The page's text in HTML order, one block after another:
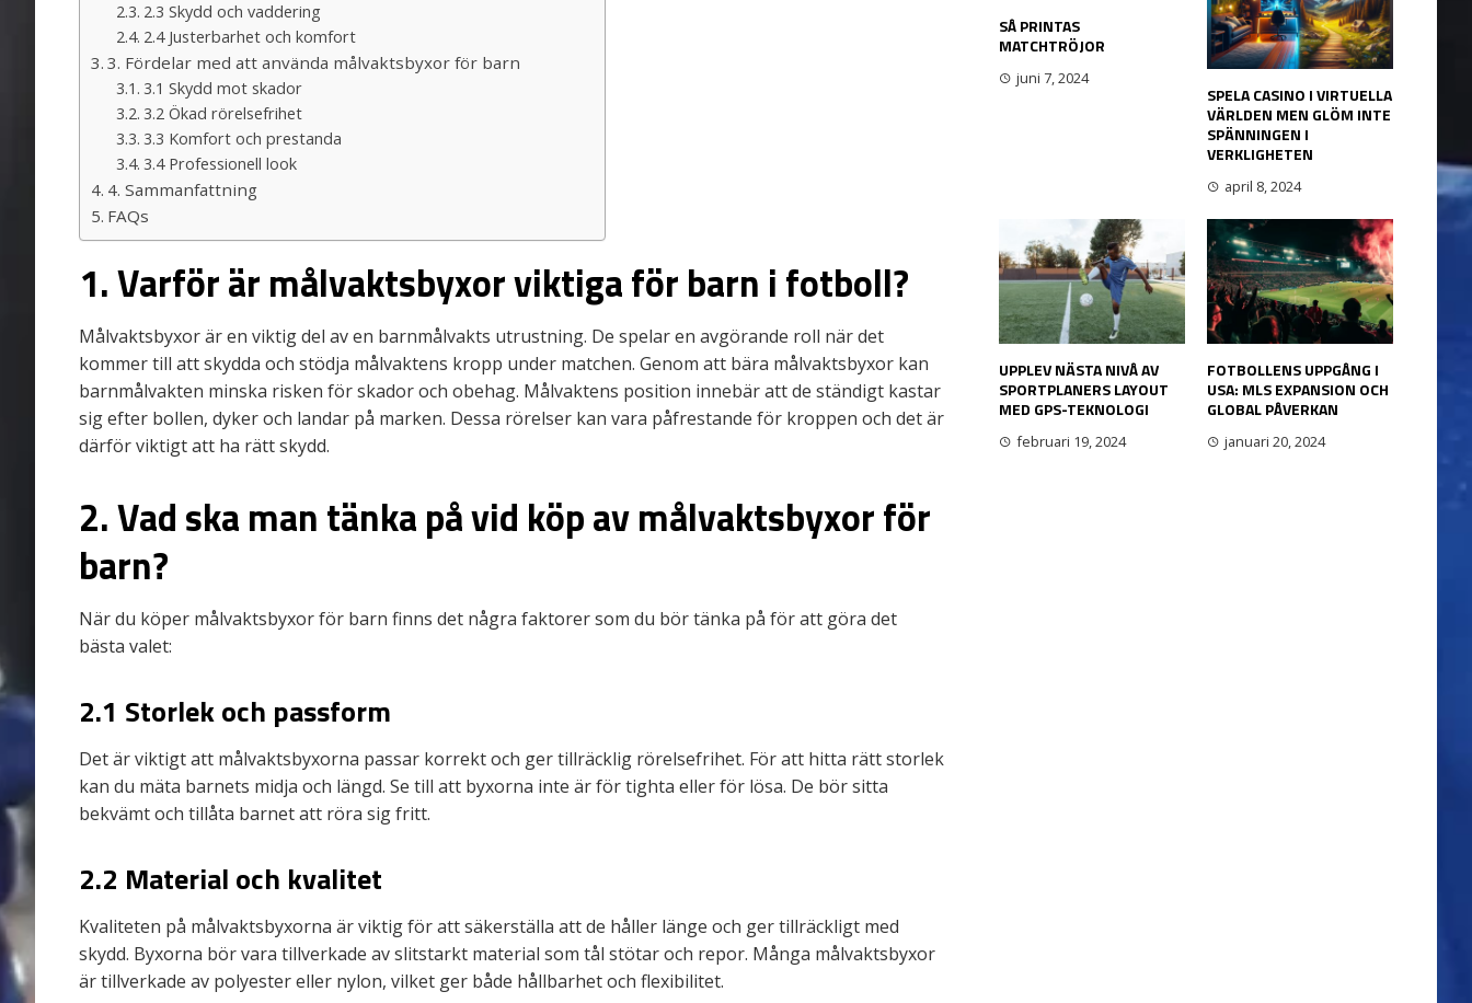
2.3 Skydd och vaddering
2.4 Justerbarhet och komfort
3. Fördelar med att använda målvaktsbyxor för barn
3.1 Skydd mot skador
3.2 Ökad rörelsefrihet
3.3 Komfort och prestanda
3.4 Professionell look
4. Sammanfattning
FAQs
1. Varför är målvaktsbyxor viktiga för barn i fotboll?
Målvaktsbyxor är en viktig del av en barnmålvakts utrustning. De spelar en avgörande roll när det
kommer till att skydda och stödja målvaktens kropp under matchen. Genom att bära målvaktsbyxor kan
barnmålvakten minska risken för skador och obehag. Målvaktens position innebär att de ständigt kastar
sig efter bollen, dyker och landar på marken. Dessa rörelser kan vara påfrestande för kroppen och det är
därför viktigt att ha rätt skydd.
2. Vad ska man tänka på vid köp av målvaktsbyxor för
barn?
När du köper målvaktsbyxor för barn finns det några faktorer som du bör tänka på för att göra det
bästa valet:
2.1 Storlek och passform
Det är viktigt att målvaktsbyxorna passar korrekt och ger tillräcklig rörelsefrihet. För att hitta rätt storlek
kan du mäta barnets midja och längd. Se till att byxorna inte är för tighta eller för lösa. De bör sitta
bekvämt och tillåta barnet att röra sig fritt.
2.2 Material och kvalitet
Kvaliteten på målvaktsbyxorna är viktig för att säkerställa att de håller länge och ger tillräckligt med
skydd. Byxorna bör vara tillverkade av slitstarkt material som tål stötar och repor. Många målvaktsbyxor
är tillverkade av polyester eller nylon, vilket ger både hållbarhet och flexibilitet.
SÅ PRINTAS
MATCHTRÖJOR
juni 7, 2024
SPELA CASINO I VIRTUELLA
VÄRLDEN MEN GLÖM INTE
SPÄNNINGEN I
VERKLIGHETEN
april 8, 2024
UPPLEV NÄSTA NIVÅ AV
SPORTPLANERS LAYOUT
MED GPS-TEKNOLOGI
februari 19, 2024
FOTBOLLENS UPPGÅNG I
USA: MLS EXPANSION OCH
GLOBAL PÅVERKAN
januari 20, 2024